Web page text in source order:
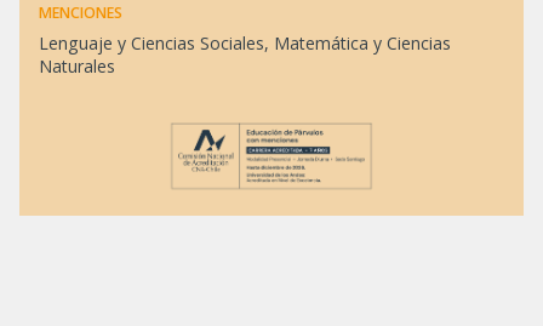
MENCIONES
Lenguaje y Ciencias Sociales, Matemática y Ciencias
Naturales